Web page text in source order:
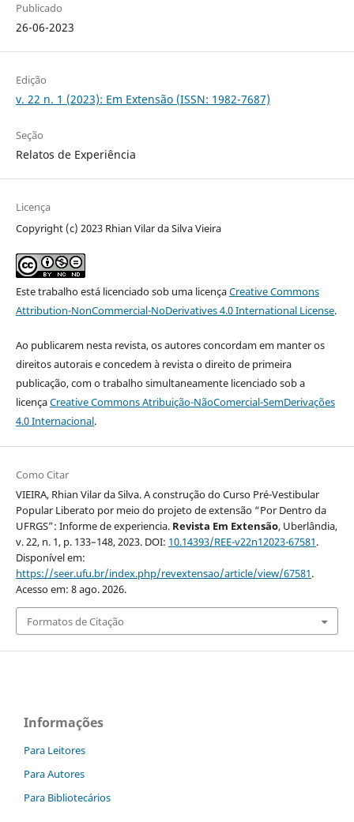
Publicado
26-06-2023
Edição
v. 22 n. 1 (2023): Em Extensão (ISSN: 1982-7687)
Seção
Relatos de Experiência
Licença
Copyright (c) 2023 Rhian Vilar da Silva Vieira
Este trabalho está licenciado sob uma licençaCreative Commons
Attribution-NonCommercial-NoDerivatives 4.0 International License.
Ao publicarem nesta revista, os autores concordam em manter os
direitos autorais e concedem à revista o direito de primeira
publicação, com o trabalho simultaneamente licenciado sob a
licençaCreative Commons Atribuição-NãoComercial-SemDerivações
4.0 Internacional.
Como Citar
VIEIRA, Rhian Vilar da Silva. A construção do Curso Pré-Vestibular
Popular Liberato por meio do projeto de extensão “Por Dentro da
UFRGS”: Informe de experiencia. Revista Em Extensão, Uberlândia,
v. 22, n. 1, p. 133–148, 2023. DOI: 10.14393/REE-v22n12023-67581.
Disponível em:
https://seer.ufu.br/index.php/revextensao/article/view/67581.
Acesso em: 8 ago. 2026.
Formatos de Citação
Informações
Para Leitores
Para Autores
Para Bibliotecários